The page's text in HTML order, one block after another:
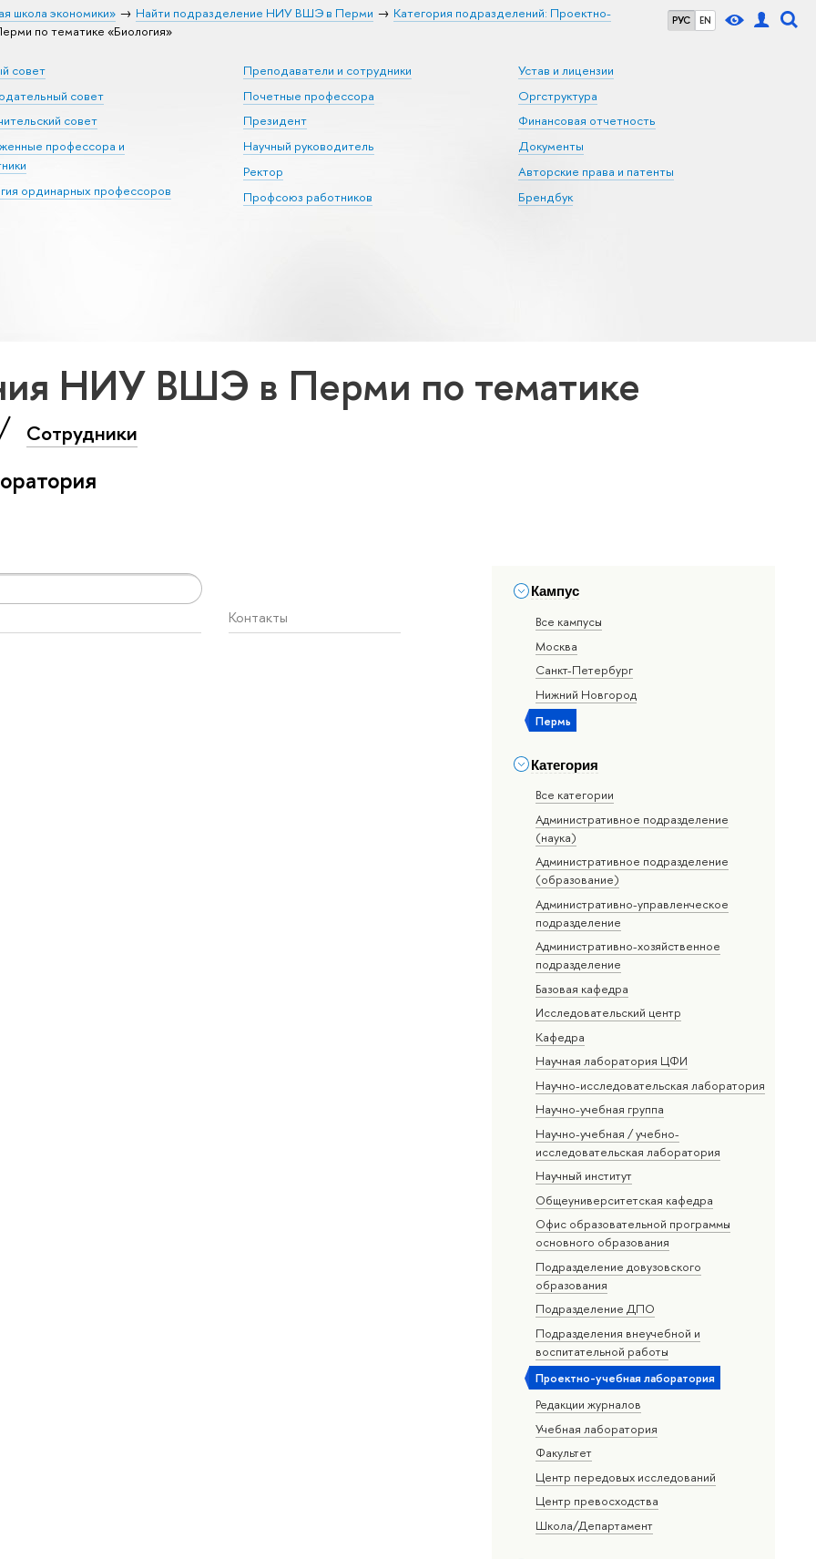
РУС EN
школа экономики» Найти подразделение НИУ ВШЭ в Перми
Категория подразделений: Проектно-
по тематике «Биология»
совет
совет
совет
профессора и
ординарных профессоров
Преподаватели и сотрудники
Почетные профессора
Президент
Научный руководитель
Ректор
Профсоюз работников
Устав и лицензии
Оргструктура
Финансовая отчетность
Документы
Авторские права и патенты
Брендбук
НИУ ВШЭ в Перми по тематике
Сотрудники
Кампус
Все кампусы
Москва
Санкт-Петербург
Нижний Новгород
Пермь
Категория
Все категории
Административное подразделение
(наука)
Административное подразделение
(образование)
Административно-управленческое
подразделение
Административно-хозяйственное
подразделение
Базовая кафедра
Исследовательский центр
Кафедра
Научная лаборатория ЦФИ
Научно-исследовательская лаборатория
Научно-учебная группа
Научно-учебная / учебно-
исследовательская лаборатория
Научный институт
Общеуниверситетская кафедра
Офис образовательной программы
основного образования
Подразделение довузовского
образования
Подразделение ДПО
Подразделения внеучебной и
воспитательной работы
Проектно-учебная лаборатория
Редакции журналов
Учебная лаборатория
Факультет
Центр передовых исследований
Центр превосходства
Школа/Департамент
Контакты